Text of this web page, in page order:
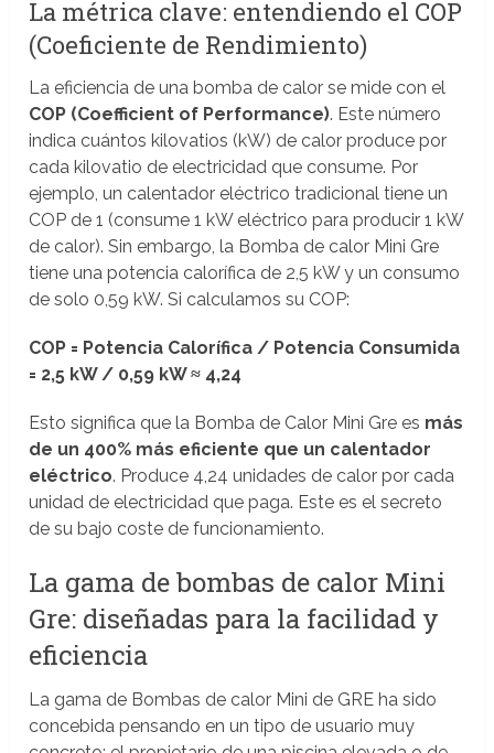
La métrica clave: entendiendo el COP
(Coeficiente de Rendimiento)
La eficiencia de una bomba de calor se mide con el
COP (Coefficient of Performance). Este número
indica cuántos kilovatios (kW) de calor produce por
cada kilovatio de electricidad que consume. Por
ejemplo, un calentador eléctrico tradicional tiene un
COP de 1 (consume 1 kW eléctrico para producir 1 kW
de calor). Sin embargo, la Bomba de calor Mini Gre
tiene una potencia calorífica de 2,5 kW y un consumo
de solo 0,59 kW. Si calculamos su COP:
COP = Potencia Calorífica / Potencia Consumida
= 2,5 kW / 0,59 kW ≈ 4,24
Esto significa que la Bomba de Calor Mini Gre es más
de un 400% más eficiente que un calentador
eléctrico. Produce 4,24 unidades de calor por cada
unidad de electricidad que paga. Este es el secreto
de su bajo coste de funcionamiento.
La gama de bombas de calor Mini
Gre: diseñadas para la facilidad y
eficiencia
La gama de Bombas de calor Mini de GRE ha sido
concebida pensando en un tipo de usuario muy